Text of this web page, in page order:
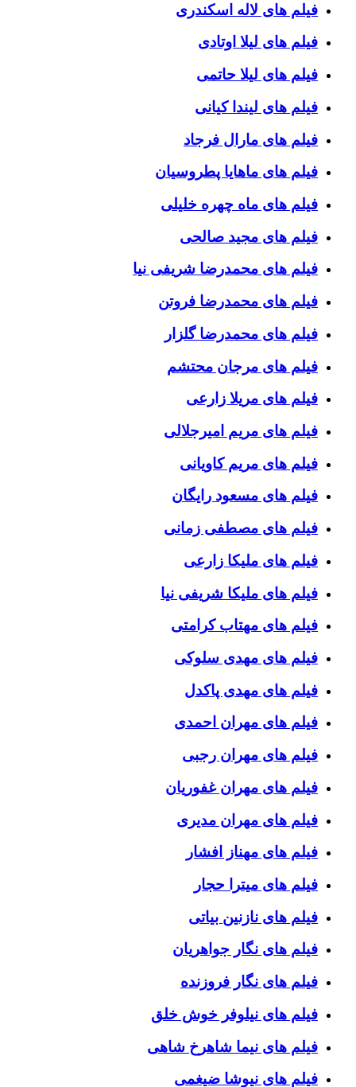
فیلم های لاله اسکندری
فیلم های لیلا اوتادی
فیلم های لیلا حاتمی
فیلم های لیندا کیانی
فیلم های مارال فرجاد
فیلم های ماهایا پطروسیان
فیلم های ماه چهره خلیلی
فیلم های مجید صالحی
فیلم های محمدرضا شریفی نیا
فیلم های محمدرضا فروتن
فیلم های محمدرضا گلزار
فیلم های مرجان محتشم
فیلم های مریلا زارعی
فیلم های مریم امیرجلالی
فیلم های مریم کاویانی
فیلم های مسعود رایگان
فیلم های مصطفی زمانی
فیلم های ملیکا زارعی
فیلم های ملیکا شریفی نیا
فیلم های مهتاب کرامتی
فیلم های مهدی سلوکی
فیلم های مهدی پاکدل
فیلم های مهران احمدی
فیلم های مهران رجبی
فیلم های مهران غفوریان
فیلم های مهران مدیری
فیلم های مهناز افشار
فیلم های میترا حجار
فیلم های نازنین بیاتی
فیلم های نگار جواهریان
فیلم های نگار فروزنده
فیلم های نیلوفر خوش خلق
فیلم های نیما شاهرخ شاهی
فیلم های نیوشا ضیغمی